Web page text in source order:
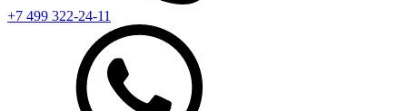
+7 499 322-24-11